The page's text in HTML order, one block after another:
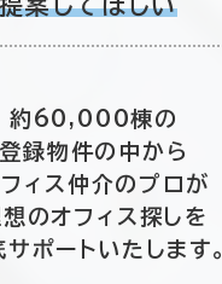
提案してほしい
約60,000棟の
登録物件の中から
ィス仲介のプロが
のオフィス探しを
ポートいたします。